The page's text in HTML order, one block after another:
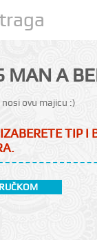
MAN A
ovu majicu :)
TIP I